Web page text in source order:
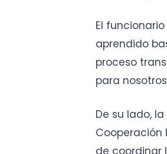
El
aprendido
proceso
para
De su lado,
Cooperación
de coordinar